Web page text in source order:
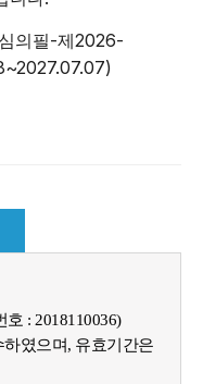
의필-제2026-
: 2018110036)
였으며, 유효기간은